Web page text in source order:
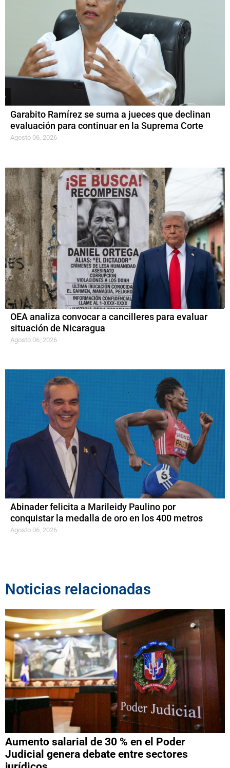
Garabito Ramírez se suma a jueces que declinan
evaluación para continuar en la Suprema Corte
Agosto 06, 2026
OEA analiza convocar a cancilleres para evaluar
situación de Nicaragua
Agosto 06, 2026
Abinader felicita a Marileidy Paulino por
conquistar la medalla de oro en los 400 metros
Agosto 06, 2026
Noticias relacionadas
Aumento salarial de 30 % en el Poder
Judicial genera debate entre sectores